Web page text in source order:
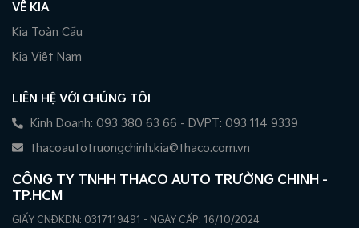
VỀ KIA
Kia Toàn Cầu
Kia Việt Nam
LIÊN HỆ VỚI CHÚNG TÔI
Kinh Doanh: 093 380 63 66 - DVPT: 093 114 9339
thacoautotruongchinh.kia@thaco.com.vn
CÔNG TY TNHH THACO AUTO TRƯỜNG CHINH -
TP.HCM
GIẤY CNĐKDN: 0317119491 - NGÀY CẤP: 16/10/2024